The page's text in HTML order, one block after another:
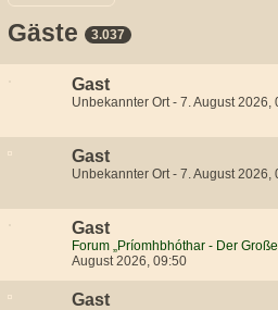
Gäste 3.037
Gast
Unbekannter Ort - 7. August 2026,
Gast
Unbekannter Ort - 7. August 2026,
Gast
Forum „Príomhbhóthar - Der
August 2026, 09:50
Gast